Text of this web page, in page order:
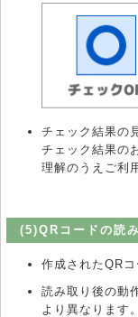
チェック結果の
チェック結果の
理解のうえご利
(5)QRコードの読
作成されたQRコ
読み取り後の動
より異なります。